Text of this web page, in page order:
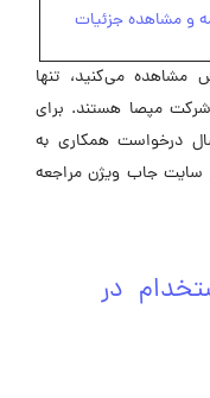
و مشاهده جزئیات
می‌کنید، تنها
مپصا هستند. برای
درخواست همکاری به
جاب ویژن مراجعه
در